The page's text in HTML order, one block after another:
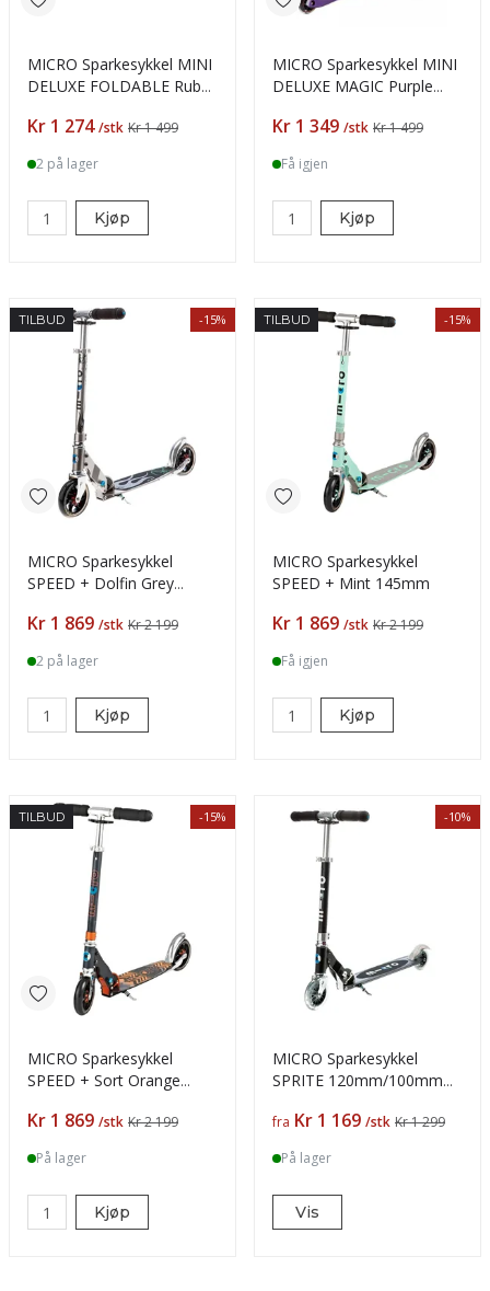
MICRO Sparkesykkel MINI
DELUXE FOLDABLE Ruby
Pris
Kr 1 274 /stk Kr 1 499
2 på lager
Kjøp
MICRO Sparkesykkel MINI
DELUXE MAGIC Purple
Pris
Kr 1 349 /stk Kr 1 499
Få igjen
Kjøp
TILBUD -15%
MICRO Sparkesykkel
SPEED + Dolfin Grey
Pris
Kr 1 869 /stk Kr 2 199
2 på lager
Kjøp
TILBUD -15%
MICRO Sparkesykkel
SPEED + Mint 145mm
Pris
Kr 1 869 /stk Kr 2 199
Få igjen
Kjøp
TILBUD -15%
MICRO Sparkesykkel
SPEED + Sort Orange
Pris
Kr 1 869 /stk Kr 2 199
På lager
Kjøp
-10%
MICRO Sparkesykkel
SPRITE 120mm/100mm
Pris
fra Kr 1 169 /stk Kr 1 299
På lager
Vis